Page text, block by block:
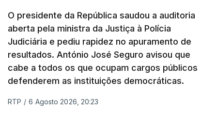
O presidente da República saudou a auditoria
aberta pela ministra da Justiça à Polícia
Judiciária e pediu rapidez no apuramento de
resultados. António José Seguro avisou que
cabe a todos os que ocupam cargos públicos
defenderem as instituições democráticas.
RTP / 6 Agosto 2026, 20:23